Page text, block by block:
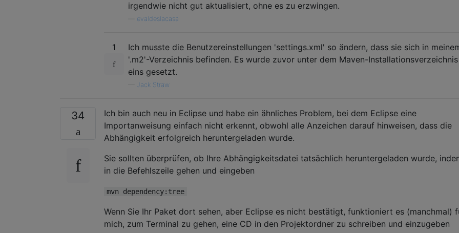
irgendwie nicht gut aktualisiert, ohne es zu erzwingen.
evaldeslacasa
1
Ich musste die Benutzereinstellungen 'settings.xml' so ändern, dass sie sich in
'.m2'-Verzeichnis befinden. Es wurde zuvor unter dem Maven-
eins gesetzt.
Jack Straw
34
Ich bin auch neu in Eclipse und habe ein ähnliches Problem, bei dem Eclipse eine
Importanweisung einfach nicht erkennt, obwohl alle Anzeichen darauf hinweisen, dass die
Abhängigkeit erfolgreich heruntergeladen wurde.
Sie sollten überprüfen, ob Ihre Abhängigkeitsdatei tatsächlich heruntergeladen wurde,
in die Befehlszeile gehen und eingeben
mvn dependency:tree
Wenn Sie Ihr Paket dort sehen, aber Eclipse es nicht bestätigt, funktioniert es (manchmal)
mich, zum Terminal zu gehen, eine CD in den Projektordner zu schreiben und einzugeben